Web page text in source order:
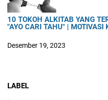
10 TOKOH ALKITAB YANG
"AYO CARI TAHU" | MOTIVASI
Desember 19, 2023
LABEL